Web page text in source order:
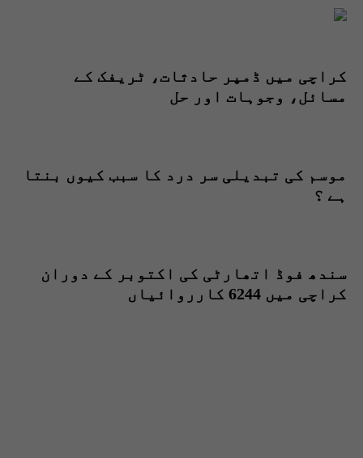
کراچی میں ڈمپر حادثات، ٹریفک کے
مسائل، وجوہات اور حل
موسم کی تبدیلی سر درد کا سبب کیوں بنتا
ہے ؟
سندھ فوڈ اتھارٹی کی اکتوبر کے دوران
کراچی میں 6244 کارروائیاں